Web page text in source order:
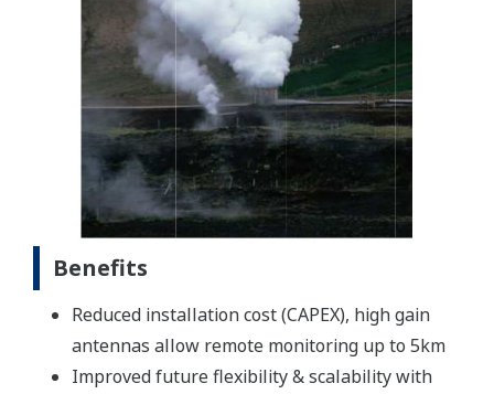
Benefits
Reduced installation cost (CAPEX), high gain
antennas allow remote monitoring up to 5km
Improved future flexibility & scalability with